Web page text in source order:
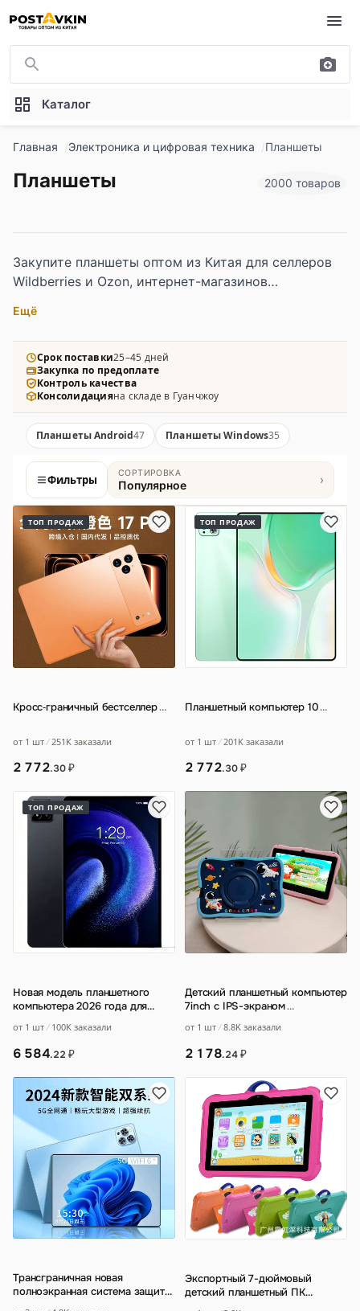
Перейти к основному содержимому
Каталог
Главная Электроника и цифровая техника Планшеты
Планшеты 2000 товаров
Закупите планшеты оптом из Китая для селлеров
Wildberries и Ozon, интернет-магазинов
ассортименте планшеты Android и Windows — от
базовых моделей до устройств с увеличенным
объёмом памяти, поддержкой стилуса и
расширенными мультимедийными возможностями.
Ещё
Срок поставки25–45 дней
Закупка по предоплате
Контроль качества
Консолидацияна складе в Гуанчжоу
Планшеты Android47 Планшеты Windows35
Фильтры СОРТИРОВКА
Популярное ›
Товары
ТОП ПРОДАЖ
Кросс‑граничный бестселлер…
от 1 шт 251K заказали
2 772.30₽
ТОП ПРОДАЖ
Планшетный компьютер 10…
от 1 шт 201K заказали
2 772.30₽
ТОП ПРОДАЖ
Новая модель планшетного
компьютера 2026 года для
от 1 шт 100K заказали
6 584.22 ₽
Детский планшетный компьютер
7inch с IPS-экраном…
от 1 шт 8.8K заказали
2 178.24₽
Трансграничная новая
полноэкранная система защиты
Экспортный 7-дюймовый
детский планшетный ПК